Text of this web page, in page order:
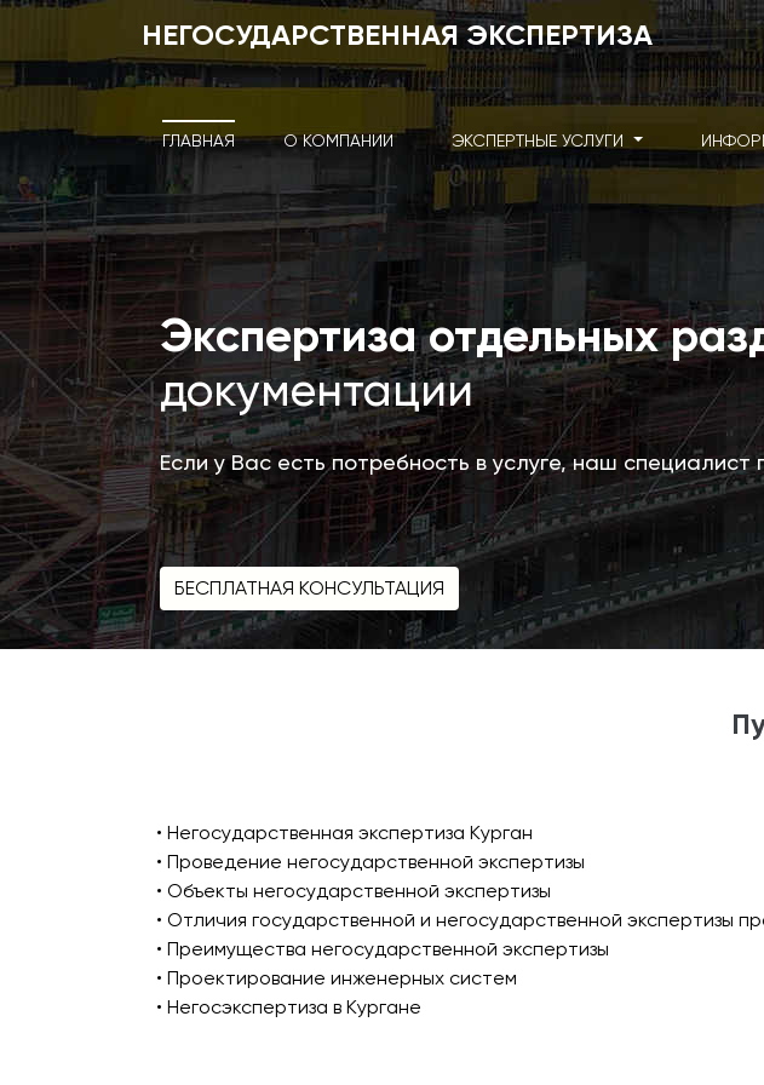
НЕГОСУДАРСТВЕННАЯ ЭКСПЕРТИЗА
ГЛАВНАЯ О КОМПАНИИ ЭКСПЕРТНЫЕ УСЛУГИ
Экспертиза отдельных
документации
Если у Вас есть потребность в услуге, наш специалист
БЕСПЛАТНАЯ КОНСУЛЬТАЦИЯ
• Негосударственная экспертиза Курган
• Проведение негосударственной экспертизы
• Объекты негосударственной экспертизы
• Отличия государственной и негосударственной экспертизы
• Преимущества негосударственной экспертизы
• Проектирование инженерных систем
• Негосэкспертиза в Кургане